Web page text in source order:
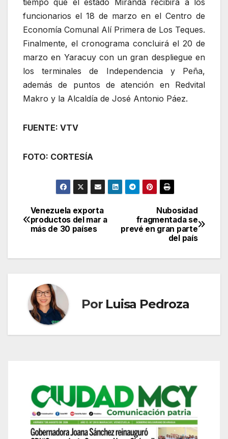
tiempo que el estado Miranda recibirá a los
funcionarios el 18 de marzo en el Centro de
Economía Comunal Alí Primera de Los Teques.
Finalmente, el cronograma concluirá el 20 de
marzo en Yaracuy con un gran despliegue en
los terminales de Independencia y Peña,
además de puntos de atención en Redvital
Makro y la Alcaldía de José Antonio Páez.
FUENTE: VTV
FOTO: CORTESÍA
Navegación
de
entradas
Nubosidad
fragmentada se
prevé en gran parte
del país
Venezuela exporta
productos del mar a
más de 30 países
Por Luisa Pedroza